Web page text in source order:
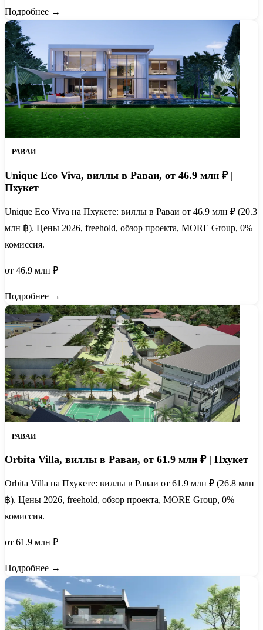
Подробнее →
РАВАИ
Unique Eco Viva, виллы в Раваи, от 46.9 млн ₽ |
Пхукет
Unique Eco Viva на Пхукете: виллы в Раваи от 46.9 млн ₽ (20.3
млн ฿). Цены 2026, freehold, обзор проекта, MORE Group, 0%
комиссия.
от 46.9 млн ₽
Подробнее →
РАВАИ
Orbita Villa, виллы в Раваи, от 61.9 млн ₽ | Пхукет
Orbita Villa на Пхукете: виллы в Раваи от 61.9 млн ₽ (26.8 млн
฿). Цены 2026, freehold, обзор проекта, MORE Group, 0%
комиссия.
от 61.9 млн ₽
Подробнее →